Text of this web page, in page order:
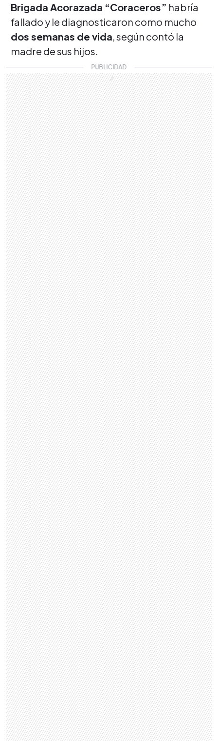
Brigada Acorazada “Coraceros” habría
fallado y le diagnosticaron como mucho
dos semanas de vida, según contó la
madre de sus hijos.